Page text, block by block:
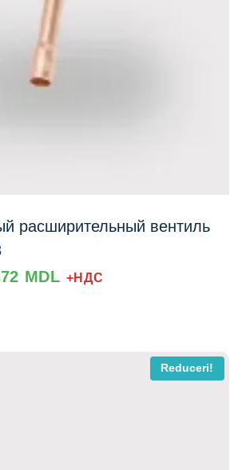
расширительный вентиль
MDLPrețul
+НДС
Reduceri!